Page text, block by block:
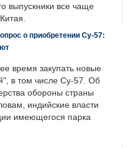
выпускники все чаще
о приобретении Су-57:
время закупать новые
в том числе Су-57. Об
обороны страны
индийские власти
имеющегося парка